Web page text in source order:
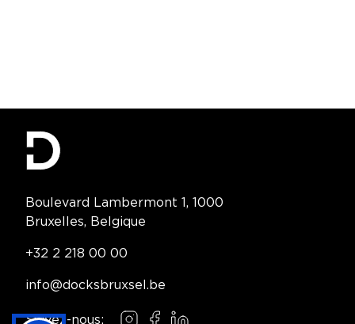
Contact Information
Boulevard Lambermont 1, 1000
Bruxelles, Belgique
Telephone:
+32 2 218 00 00
Email:
info@docksbruxsel.be
Suivez-nous: